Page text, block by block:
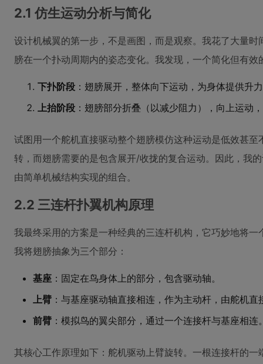
2.1 仿生运动分析与简化
设计机械翼的第一步，不是画图，而是观察。我花了大量
膀在一个扑动周期内的姿态变化。我发现，一个简化但有
下扑阶段 ：翅膀展开，整体向下运动，为身体提供升
上抬阶段 ：翅膀部分折叠（以减少阻力），向上运动
试图用一个舵机直接驱动整个翅膀模仿这种运动是低效甚
转，而翅膀需要的是包含展开/收拢的复合运动。因此，我
由简单机械结构实现的组合。
2.2 三连杆扑翼机构原理
我最终采用的方案是一种经典的三连杆机构，它巧妙地将
我将翅膀抽象为三个部分：
基座 ：固定在鸟身体上的部分，包含驱动轴。
上臂 ：与基座驱动轴直接相连，作为主动杆，由舵机
前臂 ：模拟鸟的翼尖部分，通过一个连接杆与基座相连
其核心工作原理如下：舵机驱动上臂旋转。一根连接杆的